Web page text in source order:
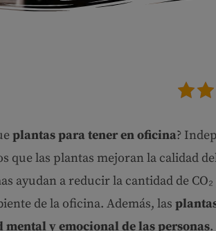
plantas para tener en oficina?
que las plantas mejoran la calidad
ayudan a reducir la cantidad de
de la oficina. Además, las
y emocional de las personas.